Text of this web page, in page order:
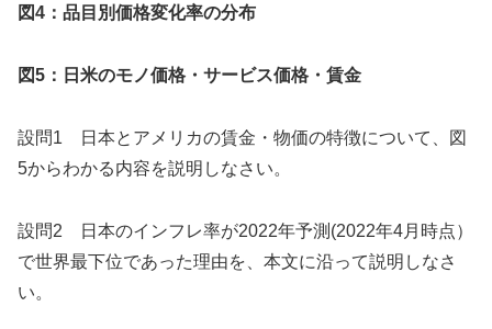
図4：品目別価格変化率の分布
図5：日米のモノ価格・サービス価格・賃金
設問1 日本とアメリカの賃金・物価の特徴について、図
5からわかる内容を説明しなさい。
設問2 日本のインフレ率が2022年予測(2022年4月時点）
で世界最下位であった理由を、本文に沿って説明しなさ
い。